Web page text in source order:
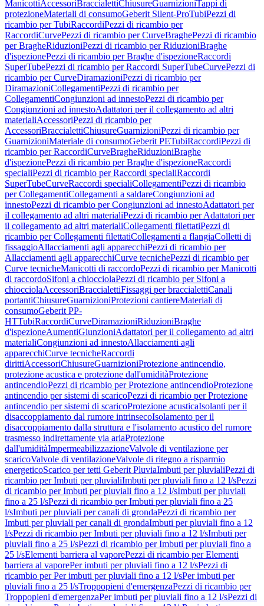
ManicottiAccessoriBraccialettiChiusureGuarnizioniTappi di
protezioneMateriali di consumoGeberit Silent-ProTubiPezzi di
ricambio per TubiRaccordiPezzi di ricambio per
RaccordiCurvePezzi di ricambio per CurveBraghePezzi di ricambio
per BragheRiduzioniPezzi di ricambio per RiduzioniBraghe
d'ispezionePezzi di ricambio per Braghe d'ispezioneRaccordi
SuperTubePezzi di ricambio per Raccordi SuperTubeCurvePezzi di
ricambio per CurveDiramazioniPezzi di ricambio per
DiramazioniCollegamentiPezzi di ricambio per
CollegamentiCongiunzioni ad innestoPezzi di ricambio per
Congiunzioni ad innestoAdattatori per il collegamento ad altri
materialiAccessoriPezzi di ricambio per
AccessoriBraccialettiChiusureGuarnizioniPezzi di ricambio per
GuarnizioniMateriale di consumoGeberit PETubiRaccordiPezzi di
ricambio per RaccordiCurveBragheRiduzioniBraghe
d'ispezionePezzi di ricambio per Braghe d'ispezioneRaccordi
specialiPezzi di ricambio per Raccordi specialiRaccordi
SuperTubeCurveRaccordi specialiCollegamentiPezzi di ricambio
per CollegamentiCollegamenti a saldareCongiunzioni ad
innestoPezzi di ricambio per Congiunzioni ad innestoAdattatori per
il collegamento ad altri materialiPezzi di ricambio per Adattatori per
il collegamento ad altri materialiCollegamenti filettatiPezzi di
ricambio per Collegamenti filettatiCollegamenti a flangiaColletti di
fissaggioAllacciamenti agli apparecchiPezzi di ricambio per
Allacciamenti agli apparecchiCurve tecnichePezzi di ricambio per
Curve tecnicheManicotti di raccordoPezzi di ricambio per Manicotti
di raccordoSifoni a chiocciolaPezzi di ricambio per Sifoni a
chiocciolaAccessoriBraccialettiFissaggi per braccialettiCanali
portantiChiusureGuarnizioniProtezioni cantiereMateriali di
consumoGeberit PP-
HTTubiRaccordiCurveDiramazioniRiduzioniBraghe
d'ispezioneAumentiGiunzioniAdattatori per il collegamento ad altri
materialiCongiunzioni ad innestoAllacciamenti agli
apparecchiCurve tecnicheRaccordi
dirittiAccessoriChiusureGuarnizioniProtezione antincendio,
protezione acustica e protezione dall'umiditàProtezione
antincendioPezzi di ricambio per Protezione antincendioProtezione
antincendio per sistemi di scaricoPezzi di ricambio per Protezione
antincendio per sistemi di scaricoProtezione acusticaIsolanti per il
disaccoppiamento dal rumore intrinsecoIsolamento per il
disaccoppiamento dalla struttura e l'isolamento acustico del rumore
trasmesso indirettamente via ariaProtezione
dall'umiditàImpermeabilizzazioneValvole di ventilazione per
scaricoValvole di ventilazioneValvole di ritegno a risparmio
energeticoScarico per tetti Geberit PluviaImbuti per pluvialiPezzi di
ricambio per Imbuti per pluvialiImbuti per pluviali fino a 12 l/sPezzi
di ricambio per Imbuti per pluviali fino a 12 l/sImbuti per pluviali
fino a 25 l/sPezzi di ricambio per Imbuti per pluviali fino a 25
l/sImbuti per pluviali per canali di grondaPezzi di ricambio per
Imbuti per pluviali per canali di grondaImbuti per pluviali fino a 12
l/sPezzi di ricambio per Imbuti per pluviali fino a 12 l/sImbuti per
pluviali fino a 25 l/sPezzi di ricambio per Imbuti per pluviali fino a
25 l/sElementi barriera al vaporePezzi di ricambio per Elementi
barriera al vaporePer imbuti per pluviali fino a 12 l/sPezzi di
ricambio per Per imbuti per pluviali fino a 12 l/sPer imbuti per
pluviali fino a 25 l/sTroppopieni d'emergenzaPezzi di ricambio per
Troppopieni d'emergenzaPer imbuti per pluviali fino a 12 l/sPezzi di